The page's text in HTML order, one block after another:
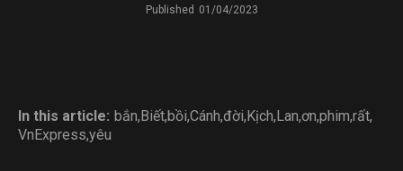
Published 01/04/2023
In this article: bắn,Biết,bồi,Cánh,đời,Kịch,Lan,ơn,phim,rất,
VnExpress,yêu